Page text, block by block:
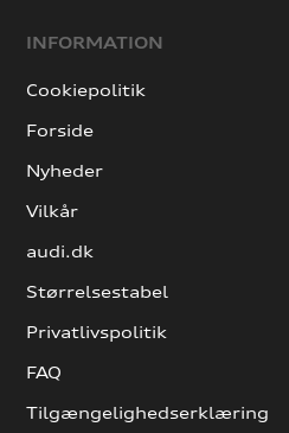
INFORMATION
Cookiepolitik
Forside
Nyheder
Vilkår
audi.dk
Størrelsestabel
Privatlivspolitik
FAQ
Tilgængelighedserklæring